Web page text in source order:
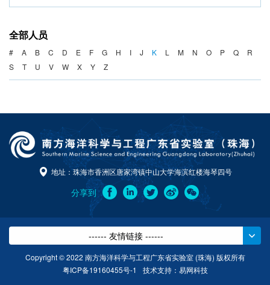
海洋产业与政策
海洋可持续发展
全部人员
# A B C D E F G H I J K L M N O P Q
R
S
T U V W X Y Z
地址：珠海市香洲区唐家湾镇中山大学海滨红楼海琴四号
分享到
------ 友情链接 ------
Copyright © 2022 南方海洋科学与工程广东省实验室 (珠海) 版权所有
粤ICP备19160455号-1
技术支持： 易网科技